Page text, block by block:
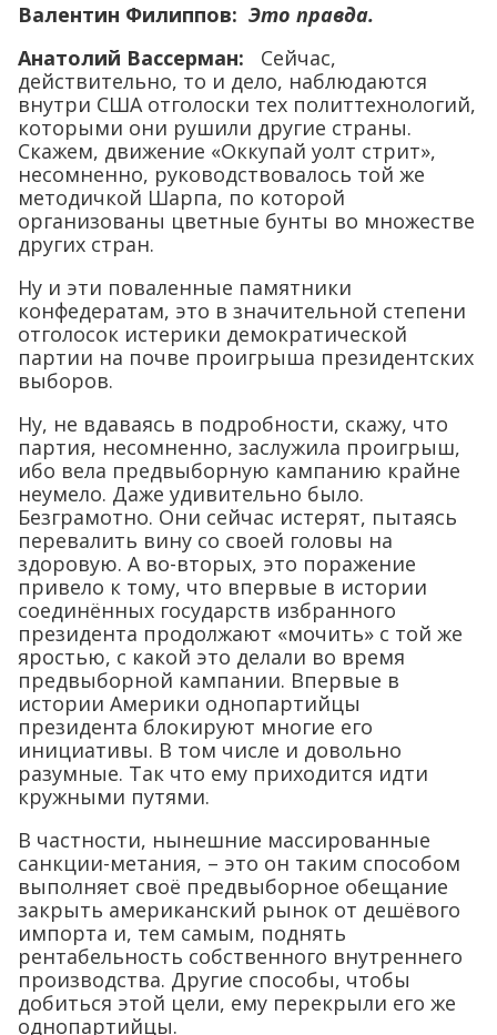
Валентин Филиппов: Это правда.
Анатолий Вассерман: Сейчас,
действительно, то и дело, наблюдаются
внутри США отголоски тех политтехнологий,
которыми они рушили другие страны.
Скажем, движение «Оккупай уолт стрит»,
несомненно, руководствовалось той же
методичкой Шарпа, по которой
организованы цветные бунты во множестве
других стран.
Ну и эти поваленные памятники
конфедератам, это в значительной степени
отголосок истерики демократической
партии на почве проигрыша президентских
выборов.
Ну, не вдаваясь в подробности, скажу, что
партия, несомненно, заслужила проигрыш,
ибо вела предвыборную кампанию крайне
неумело. Даже удивительно было.
Безграмотно. Они сейчас истерят, пытаясь
перевалить вину со своей головы на
здоровую. А во-вторых, это поражение
привело к тому, что впервые в истории
соединённых государств избранного
президента продолжают «мочить» с той же
яростью, с какой это делали во время
предвыборной кампании. Впервые в
истории Америки однопартийцы
президента блокируют многие его
инициативы. В том числе и довольно
разумные. Так что ему приходится идти
кружными путями.
В частности, нынешние массированные
санкции-метания, – это он таким способом
выполняет своё предвыборное обещание
закрыть американский рынок от дешёвого
импорта и, тем самым, поднять
рентабельность собственного внутреннего
производства. Другие способы, чтобы
добиться этой цели, ему перекрыли его же
однопартийцы.